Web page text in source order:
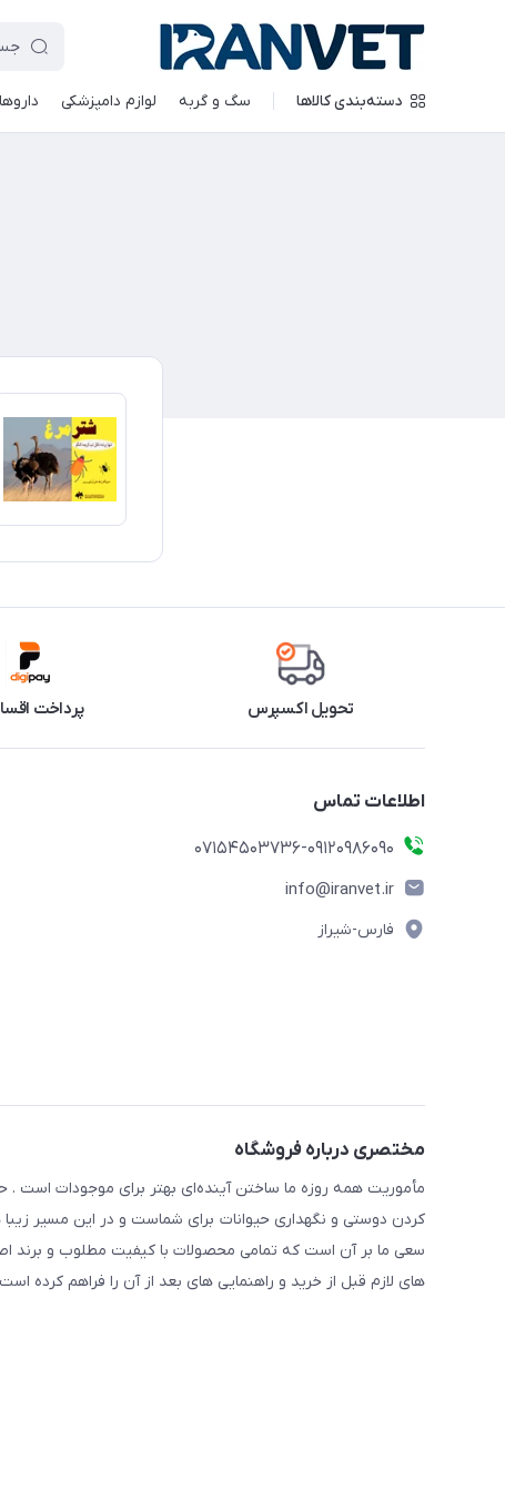
دسته‌بندی کالاها سگ و گربه لوازم دامپزشکی
تحویل اکسپرس پرداخت
اطلاعات تماس
07154503736-09120986090
info@iranvet.ir
فارس-شیراز
مختصری درباره فروشگاه
مأموریت همه روزه ما ساختن آینده‌ای بهتر برای موجودات است .
کردن دوستی و نگهداری حیوانات برای شماست و در این مسیر
سعی ما بر آن است که تمامی محصولات با کیفیت مطلوب و برند
های لازم قبل از خرید و راهنمایی های بعد از آن را فراهم